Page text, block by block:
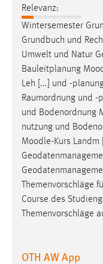
Relevanz:
Wintersemester
Grundbuch und
Umwelt und Natur
Bauleitplanung
Leh [...] und -
Raumordnung und
und Bodenordnung
nutzung und
Moodle-Kurs Landm
Themenvorschläge
Course des
Themenvorschläge
OTH AW App
Cookie Laufzeit:
Max. 13 Monate
MARKETING
Marketing
verwendet, um
Sie tun dies,
hinweg verfolgen.
Google Ads
Name: